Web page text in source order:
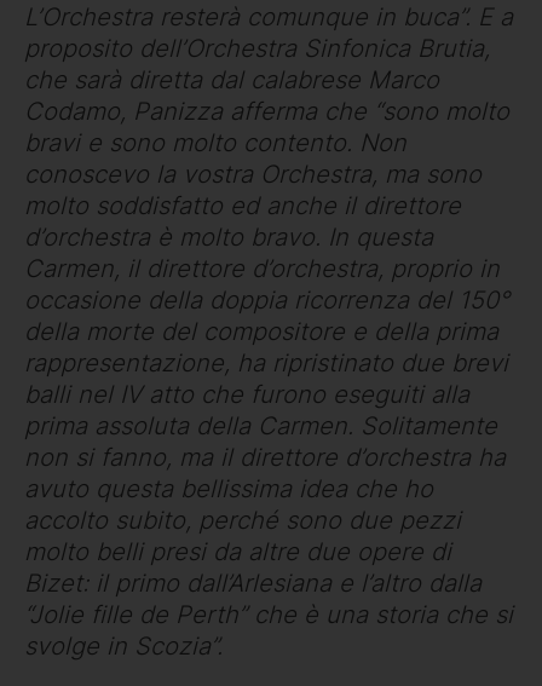
L’Orchestra resterà comunque in buca”. E a
proposito dell’Orchestra Sinfonica Brutia,
che sarà diretta dal calabrese Marco
Codamo, Panizza afferma che “sono molto
bravi e sono molto contento. Non
conoscevo la vostra Orchestra, ma sono
molto soddisfatto ed anche il direttore
d’orchestra è molto bravo. In questa
Carmen, il direttore d’orchestra, proprio in
occasione della doppia ricorrenza del 150°
della morte del compositore e della prima
rappresentazione, ha ripristinato due brevi
balli nel IV atto che furono eseguiti alla
prima assoluta della Carmen. Solitamente
non si fanno, ma il direttore d’orchestra ha
avuto questa bellissima idea che ho
accolto subito, perché sono due pezzi
molto belli presi da altre due opere di
Bizet: il primo dall’Arlesiana e l’altro dalla
“Jolie fille de Perth” che è una storia che si
svolge in Scozia”.